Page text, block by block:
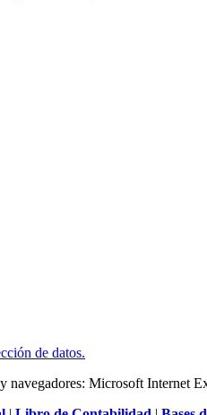
de datos.
navegadores: Microsoft Internet